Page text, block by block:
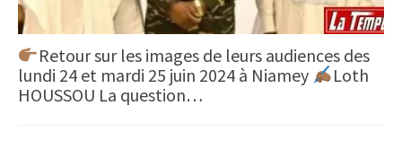
Retour sur les images de leurs audiences des
lundi 24 et mardi 25 juin 2024 à Niamey
Loth
HOUSSOU La question…